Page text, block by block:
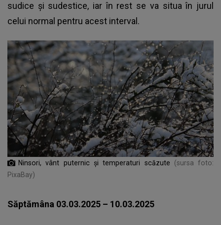
sudice şi sudestice, iar în rest se va situa în jurul
celui normal pentru acest interval.
Ninsori, vânt puternic și temperaturi scăzute
(sursa foto:
PixaBay)
Săptămâna 03.03.2025 – 10.03.2025